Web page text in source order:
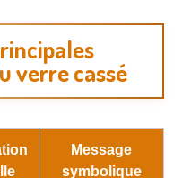
verre cassé
Message
symbolique